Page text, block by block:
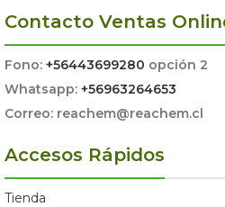
Contacto Ventas
Fono: +56443699280 opción 2
Whatsapp: +56963264653
Correo: reachem@reachem.cl
Accesos Rápidos
Tienda